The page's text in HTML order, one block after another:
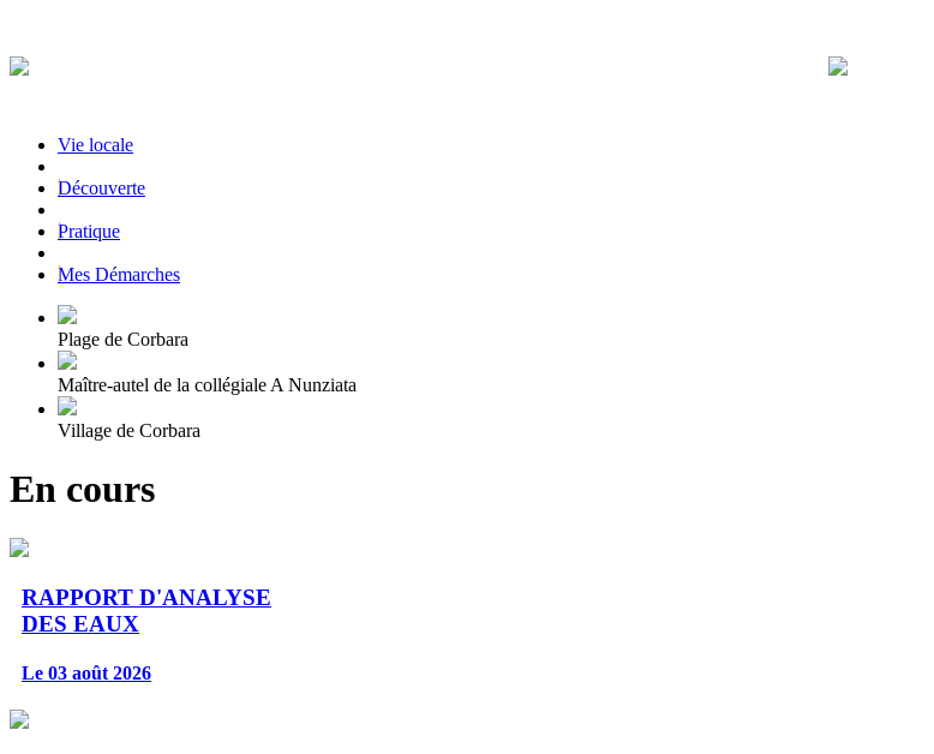
Vie locale
|Découverte
|Pratique
|Mes Démarches
Plage de Corbara
Maître-autel de la collégiale A Nunziata
Village de Corbara
En cours
RAPPORT D'ANALYSE
DES EAUX
Le 03 août 2026